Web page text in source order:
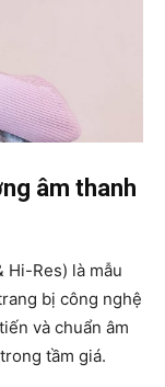
âm thanh
Hi-Res) là mẫu
bị công nghệ
và chuẩn âm
tầm giá.